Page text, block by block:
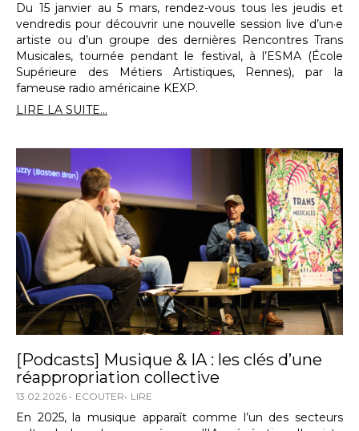
Du 15 janvier au 5 mars, rendez-vous tous les jeudis et
vendredis pour découvrir une nouvelle session live d’un·e
artiste ou d’un groupe des dernières Rencontres Trans
Musicales, tournée pendant le festival, à l’ESMA (École
Supérieure des Métiers Artistiques, Rennes), par la
fameuse radio américaine KEXP.
LIRE LA SUITE...
[Podcasts] Musique & IA : les clés d’une
réappropriation collective
13.02.2026 ECOUTER LIRE
En 2025, la musique apparaît comme l’un des secteurs